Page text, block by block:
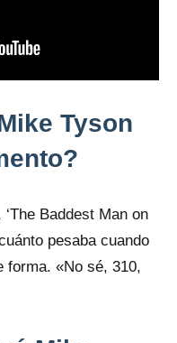
Tyson
Baddest Man on
pesaba cuando
forma. «No sé, 310,